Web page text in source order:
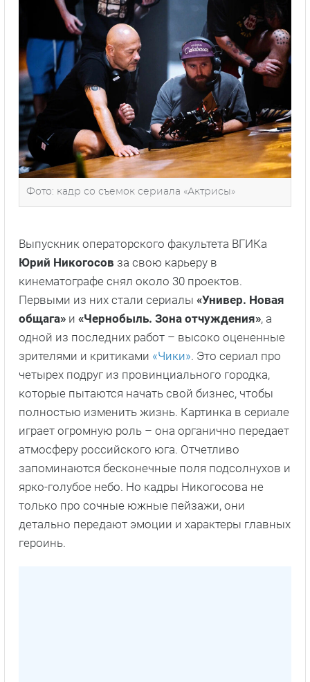
Фото: кадр со съемок сериала «Актрисы»
Выпускник операторского факультета ВГИКа
Юрий Никогосов за свою карьеру в
кинематографе снял около 30 проектов.
Первыми из них стали сериалы «Универ. Новая
общага» и «Чернобыль. Зона отчуждения», а
одной из последних работ – высоко оцененные
зрителями и критиками «Чики». Это сериал про
четырех подруг из провинциального городка,
которые пытаются начать свой бизнес, чтобы
полностью изменить жизнь. Картинка в сериале
играет огромную роль – она органично передает
атмосферу российского юга. Отчетливо
запоминаются бесконечные поля подсолнухов и
ярко-голубое небо. Но кадры Никогосова не
только про сочные южные пейзажи, они
детально передают эмоции и характеры главных
героинь.